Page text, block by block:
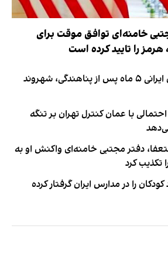
خامنه‌ای توافق موقت برای
هرمز را تایید کرده است
دو فوتبالیست زن ایرانی ۵ ماه پس از پناهندگی، شهروند
با عمان کنترل تهران بر تنگه
دفتر مجتبی خامنه‌ای واکنش او به
تکذیب کرد
را در مدارس ایران گرفتار کرده